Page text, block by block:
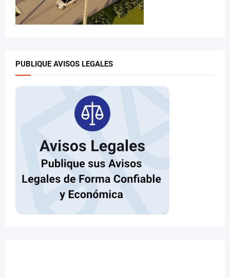
PUBLIQUE AVISOS LEGALES